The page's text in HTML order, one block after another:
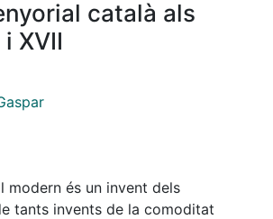
català als
XVII
modern és un invent dels
tants invents de la comoditat